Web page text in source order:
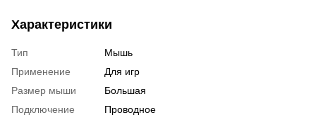
Характеристики
Тип
Мышь
Применение
Для игр
Размер мыши
Большая
Подключение
Проводное